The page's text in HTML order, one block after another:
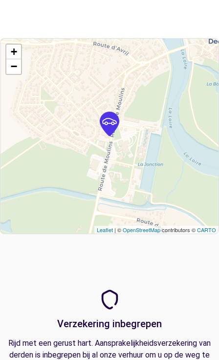
+
−
Leaflet | ©OpenStreetMapcontributors ©CARTO
Verzekering inbegrepen
Rijd met een gerust hart. Aansprakelijkheidsverzekering van
derden is inbegrepen bij al onze verhuur om u op de weg te